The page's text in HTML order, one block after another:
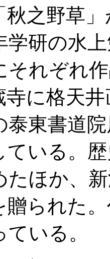
秋之野草
学研の水
それぞれ
寺に格天
泰東書道
ている。
たほか、
贈られた
いる。